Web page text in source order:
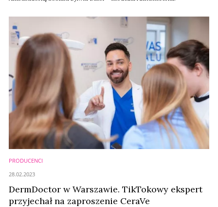
PRODUCENCI
DermDoctor w Warszawie. TikTokowy ekspert
przyjechał na zaproszenie CeraVe
28.02.2023